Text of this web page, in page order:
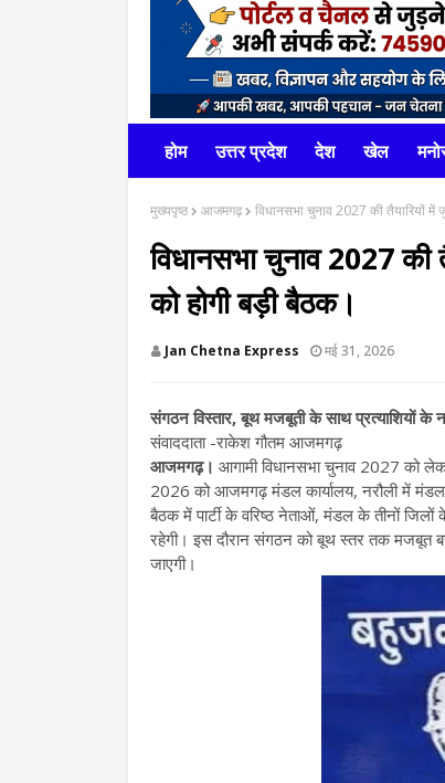
होम उत्तर प्रदेश देश खेल
मुख्यपृष्ठ आजमगढ़ विधानसभा चुनाव 2027 की तैयारियों
विधानसभा चुनाव 2027
को होगी बड़ी बैठक।
Jan Chetna Express मई 31, 2026
संगठन विस्तार, बूथ मजबूती के साथ प्रत्याशियों के
संवाददाता -राकेश गौतम आजमगढ़
आजमगढ़। आगामी विधानसभा चुनाव 2027 को
2026 को आजमगढ़ मंडल कार्यालय, नरौली में
बैठक में पार्टी के वरिष्ठ नेताओं, मंडल के तीनों जिलों के
रहेगी। इस दौरान संगठन को बूथ स्तर तक मजबूत
जाएगी।